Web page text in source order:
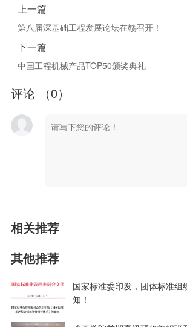
上一篇
第八届深基础工程发展论坛在赣召开！
下一篇
中国工程机械产品TOP50颁奖典礼
评论 （0）
相关推荐
其他推荐
国家标准委印发，团体标准组
知！